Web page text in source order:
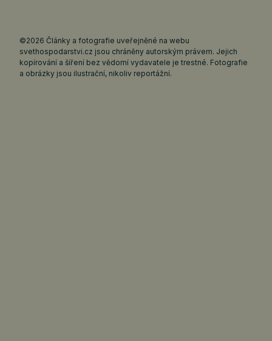
©2026 Články a fotografie uveřejněné na webu
svethospodarstvi.cz jsou chráněny autorským právem. Jejich
kopírování a šíření bez vědomí vydavatele je trestné. Fotografie
a obrázky jsou ilustrační, nikoliv reportážní.